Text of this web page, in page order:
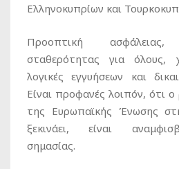
Ελληνοκυπρίων και
Προοπτική
σταθερότητας για όλους,
λογικές εγγυήσεων και
Είναι προφανές λοιπόν, ότι
της Ευρωπαϊκής Ένωσης
ξεκινάει, είναι
σημασίας.